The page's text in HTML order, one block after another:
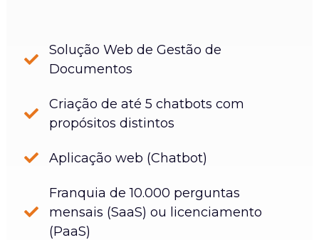
Solução Web de Gestão de
Documentos
Criação de até 5 chatbots com
propósitos distintos
Aplicação web (Chatbot)
Franquia de 10.000 perguntas
mensais (SaaS) ou licenciamento
(PaaS)